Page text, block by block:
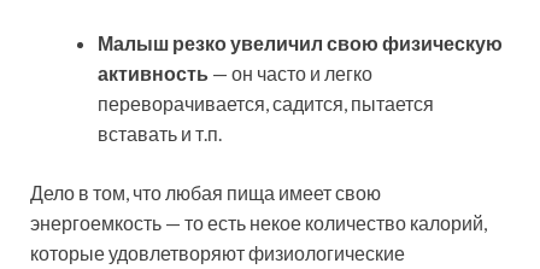
Малыш резко увеличил свою физическую
активность — он часто и легко
переворачивается, садится, пытается
вставать и т.п.
Дело в том, что любая пища имеет свою
энергоемкость — то есть некое количество калорий,
которые удовлетворяют физиологические